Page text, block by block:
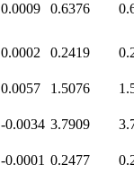
0.0009 0.6376
0.0002 0.2419
0.0057 1.5076
-0.0034 3.7909
-0.0001 0.2477